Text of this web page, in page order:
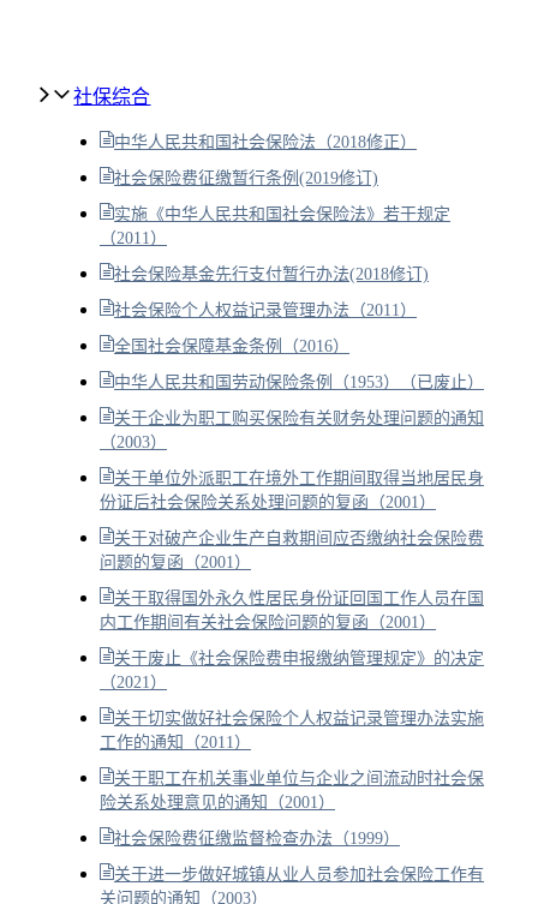
社保综合
中华人民共和国社会保险法（2018修正）
社会保险费征缴暂行条例(2019修订)
实施《中华人民共和国社会保险法》若干规定
（2011）
社会保险基金先行支付暂行办法(2018修订)
社会保险个人权益记录管理办法（2011）
全国社会保障基金条例（2016）
中华人民共和国劳动保险条例（1953）（已废止）
关于企业为职工购买保险有关财务处理问题的通知
（2003）
关于单位外派职工在境外工作期间取得当地居民身
份证后社会保险关系处理问题的复函（2001）
关于对破产企业生产自救期间应否缴纳社会保险费
问题的复函（2001）
关于取得国外永久性居民身份证回国工作人员在国
内工作期间有关社会保险问题的复函（2001）
关于废止《社会保险费申报缴纳管理规定》的决定
（2021）
关于切实做好社会保险个人权益记录管理办法实施
工作的通知（2011）
关于职工在机关事业单位与企业之间流动时社会保
险关系处理意见的通知（2001）
社会保险费征缴监督检查办法（1999）
关于进一步做好城镇从业人员参加社会保险工作有
关问题的通知（2003）